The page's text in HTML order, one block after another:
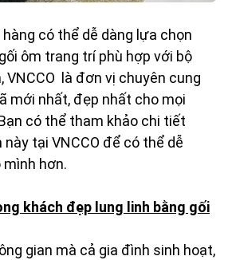
có thể dễ dàng lựa chọn
ôm trang trí phù hợp với bộ
VNCCO là đơn vị chuyên cung
mới nhất, đẹp nhất cho mọi
có thể tham khảo chi tiết
tại VNCCO để có thể dễ
hơn.
khách đẹp lung linh bằng gối
gian mà cả gia đình sinh hoạt,